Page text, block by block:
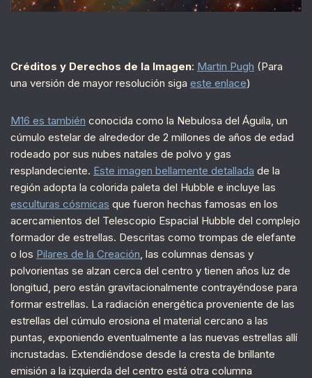
Créditos y Derechos de la Imagen: Martin Pugh (Para
una versión de mayor resolución siga este enlace)
M16 es también conocida como la Nebulosa del Águila, un
cúmulo estelar de alrededor de 2 millones de años de edad
rodeado por sus nubes natales de polvo y gas
resplandeciente. Este imagen bellamente detallada de la
región adopta la colorida paleta del Hubble e incluye las
esculturas cósmicas que fueron hechas famosas en los
acercamientos del Telescopio Espacial Hubble del complejo
formador de estrellas. Descritas como trompas de elefante
o los Pilares de la Creación, las columnas densas y
polvorientas se alzan cerca del centro y tienen años luz de
longitud, pero están gravitacionalmente contrayéndose para
formar estrellas. La radiación energética proveniente de las
estrellas del cúmulo erosiona el material cercano a las
puntas, exponiendo eventualmente a las nuevas estrellas allí
incrustadas. Extendiéndose desde la cresta de brillante
emisión a la izquierda del centro está otra columna